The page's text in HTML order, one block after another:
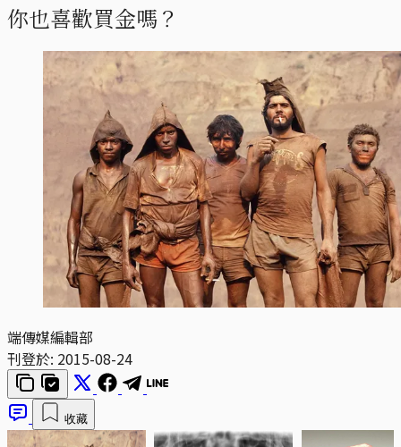
你也喜歡買金嗎？
端傳媒編輯部
刊登於: 2015-08-24
收藏